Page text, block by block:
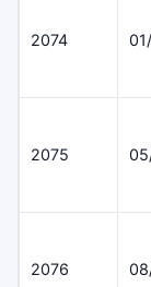
2074
2075
2076